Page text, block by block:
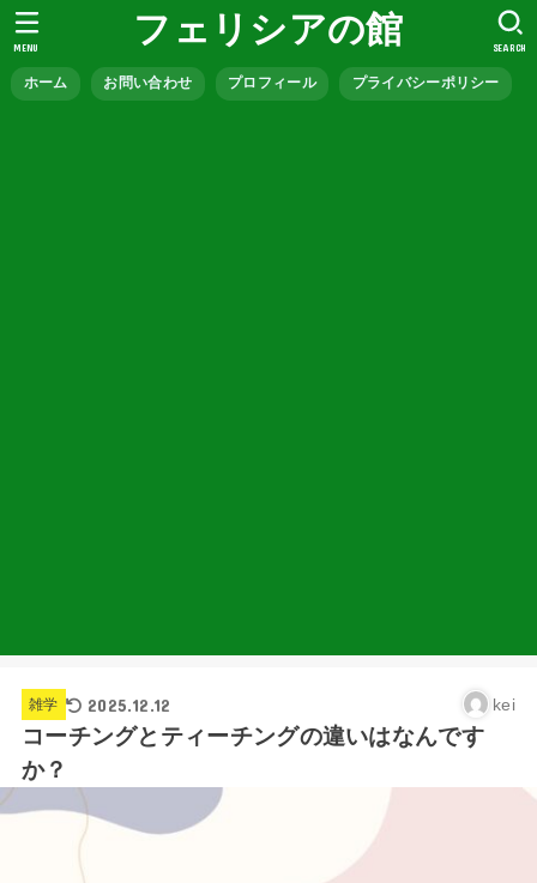
フェリシアの館
ホーム お問い合わせ プロフィール プライバシーポリシー
SEARCH
MENU
雑学 2025.12.12 kei
コーチングとティーチングの違いはなんです
か？